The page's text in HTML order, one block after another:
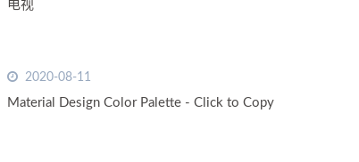
电视
2020-08-11
Material Design Color Palette - Click to Copy